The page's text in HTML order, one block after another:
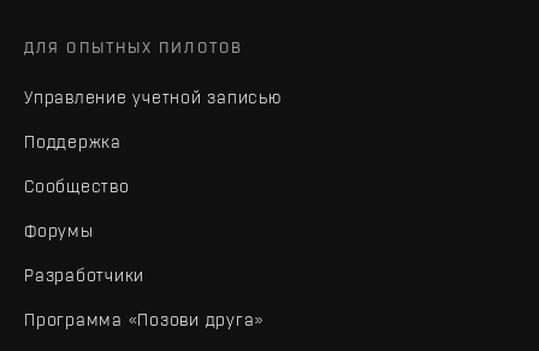
ДЛЯ ОПЫТНЫХ ПИЛОТОВ
Управление учетной записью
Поддержка
Сообщество
Форумы
Разработчики
Программа «Позови друга»